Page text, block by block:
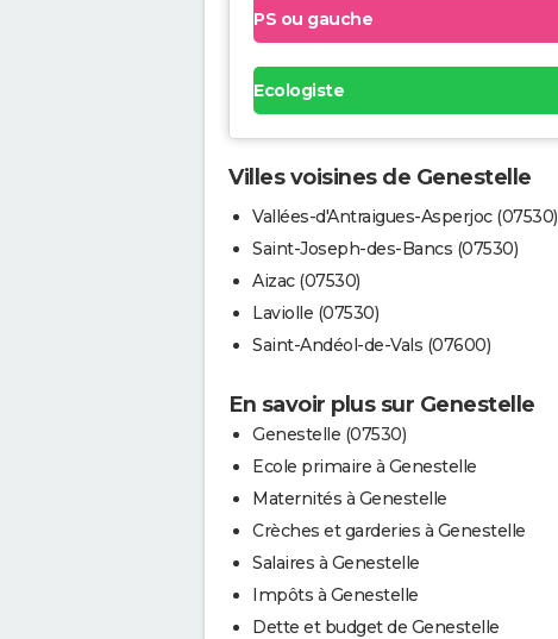
PS ou gauche
Ecologiste
Villes voisines de Genestelle
Vallées-d'Antraigues-Asperjoc (07530)
Saint-Joseph-des-Bancs (07530)
Aizac (07530)
Laviolle (07530)
Saint-Andéol-de-Vals (07600)
En savoir plus sur Genestelle
Genestelle (07530)
Ecole primaire à Genestelle
Maternités à Genestelle
Crèches et garderies à Genestelle
Salaires à Genestelle
Impôts à Genestelle
Dette et budget de Genestelle